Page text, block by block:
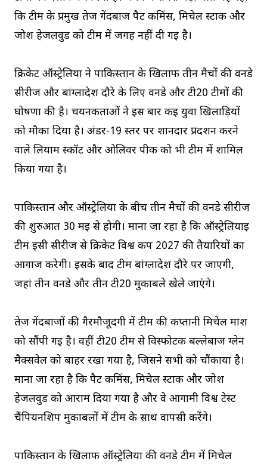
कि टीम के प्रमुख तेज गेंदबाज पैट कमिंस, मिचेल स्टार्क और
जोश हेजलवुड को टीम में जगह नहीं दी गई है।
क्रिकेट ऑस्ट्रेलिया ने पाकिस्तान के खिलाफ तीन मैचों की वनडे
सीरीज और बांग्लादेश दौरे के लिए वनडे और टी20 टीमों की
घोषणा की है। चयनकर्ताओं ने इस बार कई युवा खिलाड़ियों
को मौका दिया है। अंडर-19 स्तर पर शानदार प्रदर्शन करने
वाले लियाम स्कॉट और ओलिवर पीक को भी टीम में शामिल
किया गया है।
पाकिस्तान और ऑस्ट्रेलिया के बीच तीन मैचों की वनडे सीरीज
की शुरुआत 30 मई से होगी। माना जा रहा है कि ऑस्ट्रेलियाई
टीम इसी सीरीज से क्रिकेट विश्व कप 2027 की तैयारियों का
आगाज करेगी। इसके बाद टीम बांग्लादेश दौरे पर जाएगी,
जहां तीन वनडे और तीन टी20 मुकाबले खेले जाएंगे।
तेज गेंदबाजों की गैरमौजूदगी में टीम की कप्तानी मिचेल मार्श
को सौंपी गई है। वहीं टी20 टीम से विस्फोटक बल्लेबाज ग्लेन
मैक्सवेल को बाहर रखा गया है, जिसने सभी को चौंकाया है।
माना जा रहा है कि पैट कमिंस, मिचेल स्टार्क और जोश
हेजलवुड को आराम दिया गया है और वे आगामी विश्व टेस्ट
चैंपियनशिप मुकाबलों में टीम के साथ वापसी करेंगे।
पाकिस्तान के खिलाफ ऑस्ट्रेलिया की वनडे टीम में मिचेल